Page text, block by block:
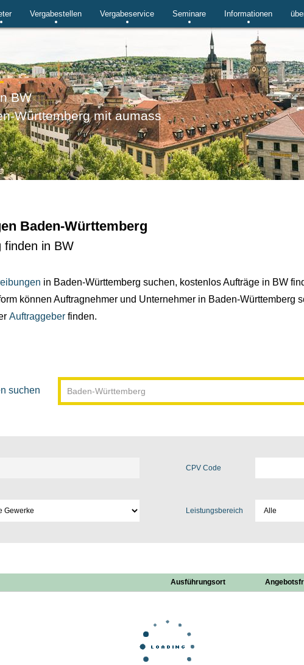
Vergabestellen Vergabeservice Seminare Informationen
BW
Württemberg mit aumass
Baden-Württemberg
finden in BW
in Baden-Württemberg suchen, kostenlos Aufträge in BW
können Auftragnehmer und Unternehmer in Baden-Württemberg
Auftraggeber finden.
suchen
CPV Code
Leistungsbereich
Ausführungsort